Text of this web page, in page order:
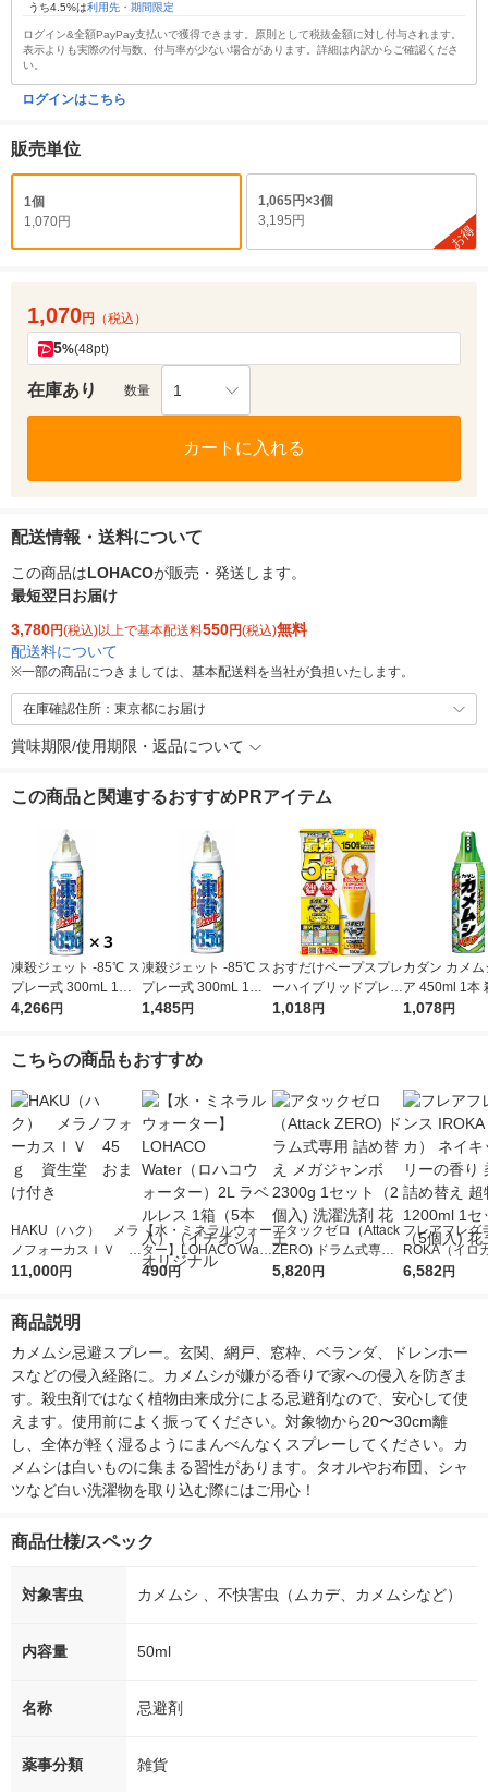
うち4.5%は利用先・期間限定
ログイン&全額PayPay支払いで獲得できます。原則として税抜金額に対し付与されます。
表示よりも実際の付与数、付与率が少ない場合があります。詳細は内訳からご確認くださ
い。
ログインはこちら
販売単位
1個
1,070円
1,065円×3個
3,195円
お得
1,070円 （税込）
5%(48pt)
在庫あり 数量 1
カートに入れる
配送情報・送料について
この商品はLOHACOが販売・発送します。
最短翌日お届け
3,780円(税込)以上で基本配送料550円(税込)無料
配送料について
※一部の商品につきましては、基本配送料を当社が負担いたします。
在庫確認住所：東京都にお届け
賞味期限/使用期限・返品について
この商品と関連するおすすめPRアイテム
凍殺ジェット -85℃ ス
プレー式 300mL 1セ
ット（3本） 殺虫剤
4,266円
凍殺ジェット -85℃ ス
プレー式 300mL 1本
殺虫剤 フマキラー
1,485円
おすだけベープスプレ
ーハイブリッドプレミ
アム 150回分 不快害
1,018円
カダン カメ
ア 450ml 1本
フマキラー
1,078円
こちらの商品もおすすめ
HAKU（ハク） メラ
ノフォーカスＩＶ 4
5ｇ 資生堂 おまけ
11,000円
【水・ミネラルウォー
ター】LOHACO Wate
r（ロハコウォータ
490円
アタックゼロ（Attack
ZERO) ドラム式専用
詰め替え メガジャン
5,820円
フレアフレグ
ROKA（イロ
イキッドリリ
6,582円
商品説明
カメムシ忌避スプレー。玄関、網戸、窓枠、ベランダ、ドレンホー
スなどの侵入経路に。カメムシが嫌がる香りで家への侵入を防ぎま
す。殺虫剤ではなく植物由来成分による忌避剤なので、安心して使
えます。使用前によく振ってください。対象物から20〜30cm離
し、全体が軽く湿るようにまんべんなくスプレーしてください。カ
メムシは白いものに集まる習性があります。タオルやお布団、シャ
ツなど白い洗濯物を取り込む際にはご用心！
商品仕様/スペック
対象害虫 カメムシ 、不快害虫（ムカデ、カメムシなど）
内容量 50ml
名称 忌避剤
薬事分類 雑貨